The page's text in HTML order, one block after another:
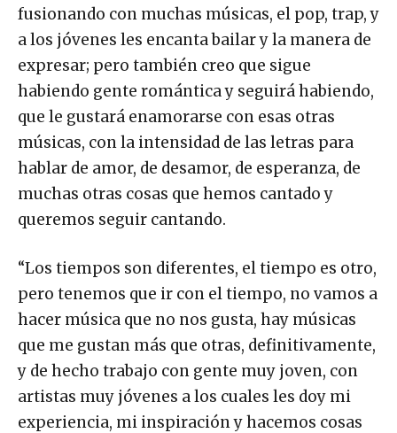
fusionando con muchas músicas, el pop, trap, y
a los jóvenes les encanta bailar y la manera de
expresar; pero también creo que sigue
habiendo gente romántica y seguirá habiendo,
que le gustará enamorarse con esas otras
músicas, con la intensidad de las letras para
hablar de amor, de desamor, de esperanza, de
muchas otras cosas que hemos cantado y
queremos seguir cantando.
“Los tiempos son diferentes, el tiempo es otro,
pero tenemos que ir con el tiempo, no vamos a
hacer música que no nos gusta, hay músicas
que me gustan más que otras, definitivamente,
y de hecho trabajo con gente muy joven, con
artistas muy jóvenes a los cuales les doy mi
experiencia, mi inspiración y hacemos cosas